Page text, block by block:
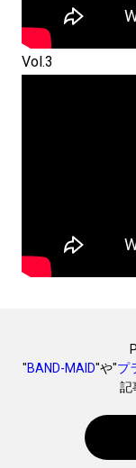
Vol.3
"BAND-MAID"や"プ
記